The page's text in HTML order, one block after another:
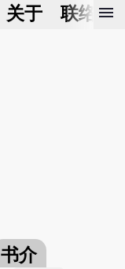
关于 联络我
menu
书介